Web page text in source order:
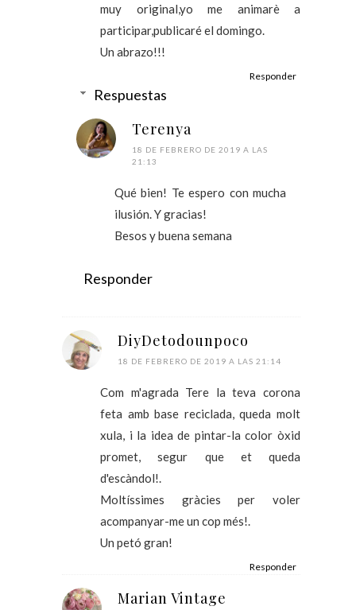
muy original,yo me animarè a
participar,publicaré el domingo.
Un abrazo!!!
Responder
Respuestas
Terenya
18 DE FEBRERO DE 2019 A LAS
21:13
Qué bien! Te espero con mucha
ilusión. Y gracias!
Besos y buena semana
Responder
DiyDetodounpoco
18 DE FEBRERO DE 2019 A LAS 21:14
Com m'agrada Tere la teva corona
feta amb base reciclada, queda molt
xula, i la idea de pintar-la color òxid
promet, segur que et queda
d'escàndol!.
Moltíssimes gràcies per voler
acompanyar-me un cop més!.
Un petó gran!
Responder
Marian Vintage